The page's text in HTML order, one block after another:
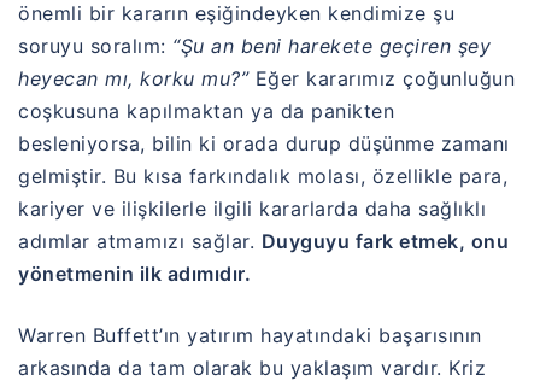
önemli bir kararın eşiğindeyken kendimize şu
soruyu soralım: “Şu an beni harekete geçiren şey
heyecan mı, korku mu?”Eğer kararımız çoğunluğun
coşkusuna kapılmaktan ya da panikten
besleniyorsa, bilin ki orada durup düşünme zamanı
gelmiştir. Bu kısa farkındalık molası, özellikle para,
kariyer ve ilişkilerle ilgili kararlarda daha sağlıklı
adımlar atmamızı sağlar. Duyguyu fark etmek, onu
yönetmenin ilk adımıdır.
Warren Buffett’ın yatırım hayatındaki başarısının
arkasında da tam olarak bu yaklaşım vardır. Kriz